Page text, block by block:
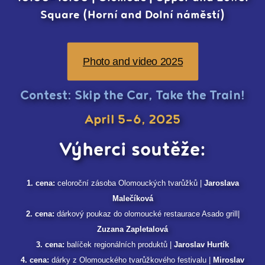
Square (Horní and Dolní náměstí)
Photo and video 2025
Contest: Skip the Car, Take the Train!
April 5-6, 2025
Výherci soutěže:
1. cena: celoroční zásoba Olomouckých tvarůžků | Jaroslava
Malečíková
2. cena: dárkový poukaz do olomoucké restaurace Asado grill|
Zuzana Zapletalová
3. cena: balíček regionálních produktů | Jaroslav Hurtík
4. cena: dárky z Olomouckého tvarůžkového festivalu |
Miroslav